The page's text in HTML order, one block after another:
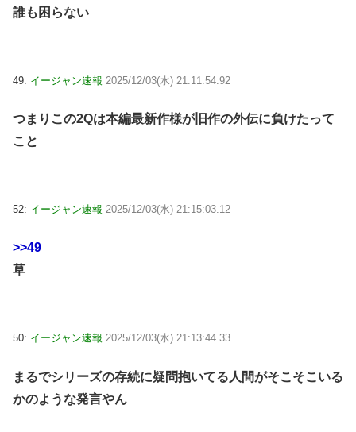
誰も困らない
49: イージャン速報 2025/12/03(水) 21:11:54.92
つまりこの2Qは本編最新作様が旧作の外伝に負けたって
こと
52: イージャン速報 2025/12/03(水) 21:15:03.12
>>49
草
50: イージャン速報 2025/12/03(水) 21:13:44.33
まるでシリーズの存続に疑問抱いてる人間がそこそこいる
かのような発言やん